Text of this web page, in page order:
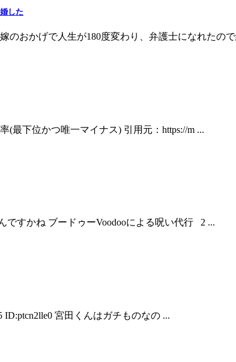
した
のおかげで人生が180度変わり、弁護士になれたの
(最下位かつ唯一マイナス) 引用元：https://m ...
ですかね ブードゥーVoodooによる呪い代行 2 ...
ID:ptcn2lle0 宮田くんはガチものなの ...